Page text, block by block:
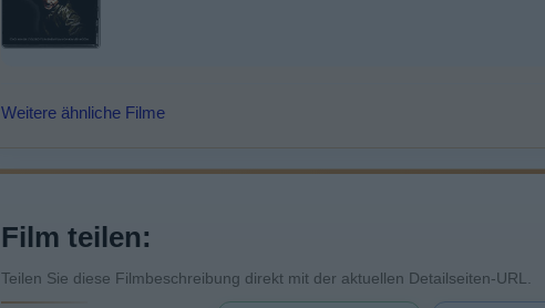
Weitere ähnliche Filme
Film teilen:
Teilen Sie diese Filmbeschreibung direkt mit der aktuellen Detailseiten-URL.